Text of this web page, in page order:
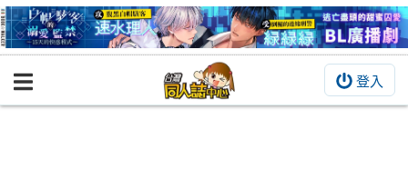
登入
BOOKY書集倉庫